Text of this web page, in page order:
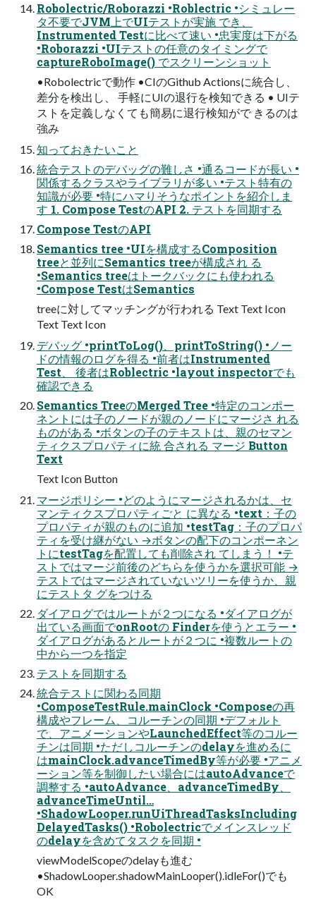
Robolectric/Roborazzi •Roblectric •シミュレー
タ不要でJVM上でUIテストが実施 でき、
Instrumented Testに比べて速い •忠実度は下がる
•Roborazzi •UIテストの任意のタイミングで
captureRoboImage() でスクリーンショット
•Robolectricで動作 •CIのGithub Actionsに統合し、
差分を検出し、 手軽にUIの退行を検知できる • UIテ
ストを定義しなくても簡易に退行検知がで きるのは
強み
知っておきたいこと
統合テストのデバッグの難しさ •通るコードが長い •
関係するクラスやライブラリが多い •テスト特有の
知識が必要 •特にハマりそうなポイントを紹介しま
す 1. Compose TestのAPI 2. テストを同期する
Compose TestのAPI
Semantics tree •UIを構成するComposition
treeと並列にSemantics treeが構成され る
•Semantics treeはトークバックにも使われる
•Compose TestはSemantics
treeに対してマッチングが行われる Text Text Icon
Text Text Icon
デバッグ •printToLog()、printToString() •ノー
ドの情報のログを得る •前者はInstrumented
Test、 後者はRoblectric •layout inspectorでも
確認できる
Semantics TreeのMerged Tree •特定のコンポー
ネントには子のノードが親のノードにマージさ れる
ものがある •ボタンの子のテキストは、親のセマン
ティクスプロパティに統 合される マージ Button
Text
Text Icon Button
マージポリシー •どのようにマージされるかは、セ
マンティクスプロパティごと に異なる •text：子の
プロパティが親のものに追加 •testTag：子のプロパ
ティを受け継がない →ボタンの配下のコンポーネン
トにtestTagを配置しても削除され てしまう！ •テ
ストではマージ前後のどちらを使うかを選択可能 →
テストではマージされていないツリーを使うか、親
にテストタ グをつける
ダイアログではルートが２つになる •ダイアログが
出ている画面でonRootの Finderを使うとエラー •
ダイアログがあるとルートが２つに •複数ルートの
中から一つを指定
テストを同期する
統合テストに関わる同期
•ComposeTestRule.mainClock •Composeの再
構成やフレーム、コルーチンの同期 •デフォルト
で、アニメーションやLaunchedEffect等のコルー
チンは同期 •ただしコルーチンのdelayを進めるに
はmainClock.advanceTimedBy等が必要 •アニメ
ーション等を制御したい場合にはautoAdvanceで
調整する •autoAdvance、advanceTimedBy、
advanceTimeUntil…
•ShadowLooper.runUiThreadTasksIncluding
DelayedTasks() •Robolectricでメインスレッド
のdelayを含めてタスクを同期 •
viewModelScopeのdelayも進む
•ShadowLooper.shadowMainLooper().idleFor()でも
OK